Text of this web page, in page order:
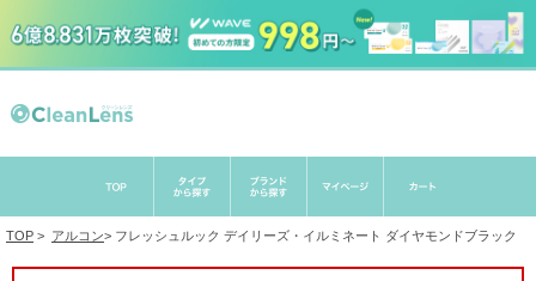
TOP > アルコン> フレッシュルック デイリーズ・イルミネート ダイヤモンドブラック